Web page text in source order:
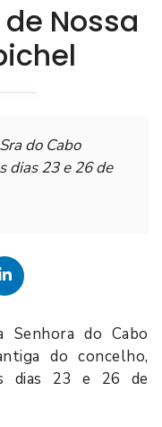
Nossa
do Cabo
dias 23 e 26 de
do Cabo
do concelho,
dias 23 e 26 de